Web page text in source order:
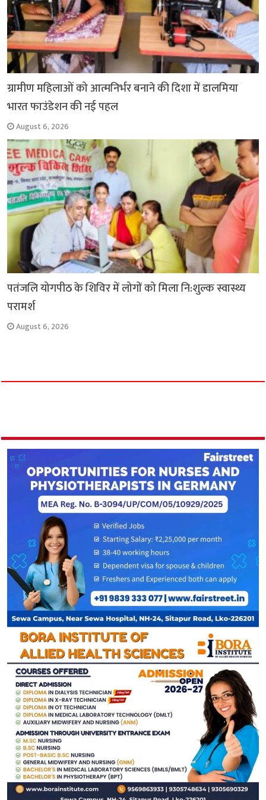
ग्रामीण महिलाओं को आत्मनिर्भर बनाने की दिशा में डालमिया
भारत फाउंडेशन की नई पहल
August 6, 2026
पतंजलि योगपीठ के शिविर में लोगों को मिला नि:शुल्क स्वास्थ्य
परामर्श
August 6, 2026